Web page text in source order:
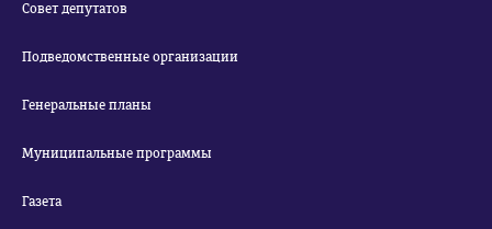
Совет депутатов
Подведомственные организации
Генеральные планы
Муниципальные программы
Газета